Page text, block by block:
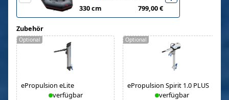
330 cm
799,00 €
Zubehör
ePropulsion eLite
verfügbar
Optional
ePropulsion Spirit 1.0 PLUS
verfügbar
Optional